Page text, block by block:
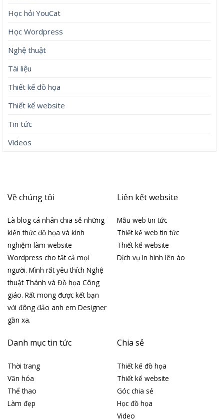
Học hỏi YouCat
Học Wordpress
Nghệ thuật
Tài liệu
Thiết kế đồ họa
Thiết kế website
Tin tức
Videos
Về chúng tôi
Là blog cá nhân chia sẻ những
kiến thức đồ họa và kinh
nghiệm làm website
Wordpress cho tất cả mọi
người. Mình rất yêu thích Nghệ
thuật Thánh và Đồ họa Công
giáo. Rất mong được kết bạn
với đông đảo anh em Designer
gần xa.
Liên kết website
Mẫu web tin tức
Thiết kế web tin tức
Thiết kế website
Dịch vụ In hình lên áo
Danh mục tin tức
Thời trang
Văn hóa
Thể thao
Làm đẹp
Chia sẻ
Thiết kế đồ họa
Thiết kế website
Góc chia sẻ
Học đồ họa
Video